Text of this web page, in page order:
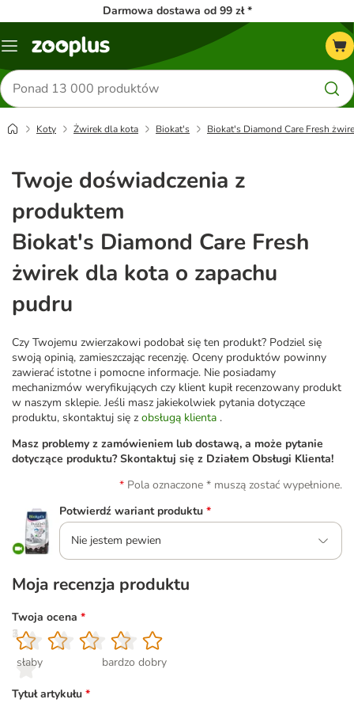
Darmowa dostawa od 99 zł *
Menu
Szukaj
produktów
Koty Żwirek dla kota Biokat's Biokat's Diamond Care Fresh
Twoje doświadczenia z
produktem
Biokat's Diamond Care Fresh
żwirek dla kota o zapachu
pudru
Czy Twojemu zwierzakowi podobał się ten produkt? Podziel się
swoją opinią, zamieszczając recenzję. Oceny produktów powinny
zawierać istotne i pomocne informacje. Nie posiadamy
mechanizmów weryfikujących czy klient kupił recenzowany produkt
w naszym sklepie. Jeśli masz jakiekolwiek pytania dotyczące
produktu, skontaktuj się z obsługą klienta .
Masz problemy z zamówieniem lub dostawą, a może pytanie
dotyczące produktu? Skontaktuj się z Działem Obsługi Klienta!
Pola oznaczone * muszą zostać wypełnione.
Potwierdź wariant produktu *
Nie jestem pewien
Moja recenzja produktu
Twoja ocena *
1
słaby
2
3
4
5
bardzo dobry
Tytuł artykułu *